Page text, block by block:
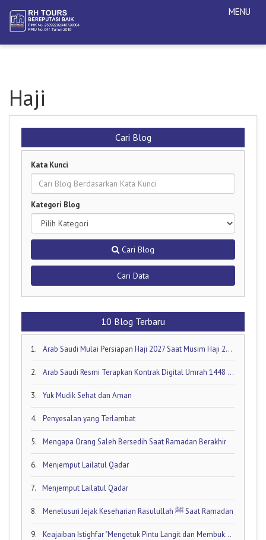
Haji
Cari Blog
Kata Kunci
Kategori Blog
Cari Blog
Cari Data
10 Blog Terbaru
1. Arab Saudi Mulai Persiapan Haji 2027 Saat Musim Haji 2026 Masih Berjalan!
2. Arab Saudi Resmi Terapkan Kontrak Digital Umrah 1448 H: Visa Dibuka Akhir Mei 2026
3. Yuk Mudik Sehat dan Aman
4. Penyesalan yang Terlambat
5. Mengapa Orang Saleh Bersedih Saat Ramadan Berakhir
6. Menjemput Lailatul Qadar
7. Menjemput Lailatul Qadar
8. Menelusuri Jejak Keseharian Rasulullah ﷺ Saat Ramadan
9. Keajaiban Istighfar "Mengetuk Pintu Langit dan Membuka Keran Rezeki yang Tersumbat"
MENU